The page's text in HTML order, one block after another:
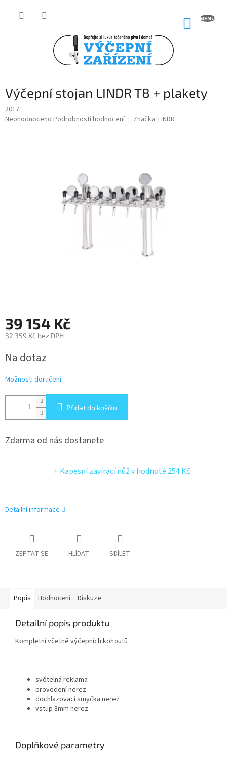
Výčepní stojan LINDR T8 + plakety
2017
Průměrné
Neohodnoceno Podrobnosti hodnocení Značka: LINDR
39 154 Kč
32 359 Kč bez DPH
cena:
Na dotaz
Možnosti doručení
Přidat do košíku
Zdarma od nás dostanete
+ Kapesní zavírací nůžv hodnotě 254 Kč
Detailní informace
ZEPTAT SE HLÍDAT SDÍLET
Popis Hodnocení Diskuze
Detailní popis produktu
Kompletní včetně výčepních kohoutů
světelná reklama
provedení nerez
dochlazovací smyčka nerez
vstup 8mm nerez
Doplňkové parametry